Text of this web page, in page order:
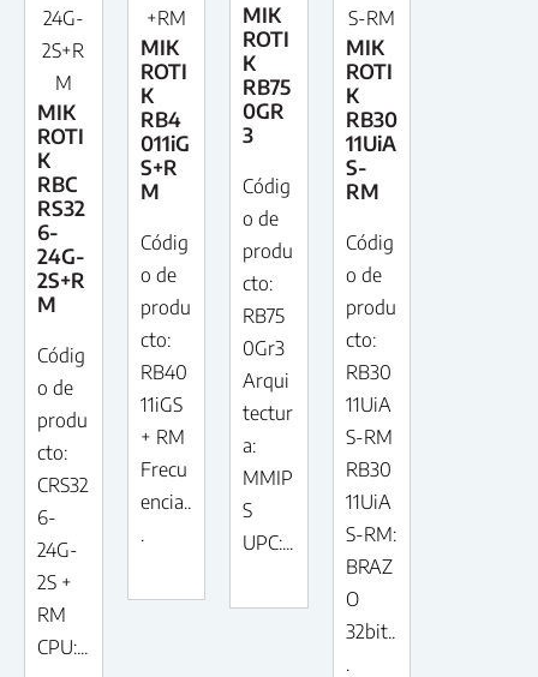
24G-
2S+R
M
MIK
ROTI
K
RBC
RS32
6-
24G-
2S+R
M
Códig
o de
produ
cto:
CRS32
6-
24G-
2S +
RM
CPU:...
+RM
MIK
ROTI
K
RB4
011iG
S+R
M
Códig
o de
produ
cto:
RB40
11iGS
+ RM
Frecu
encia..
.
MIK
ROTI
K
RB75
0GR
3
Códig
o de
produ
cto:
RB75
0Gr3
Arqui
tectur
a:
MMIP
S
UPC:...
S-RM
MIK
ROTI
K
RB30
11UiA
S-
RM
Códig
o de
produ
cto:
RB30
11UiA
S-RM
RB30
11UiA
S-RM:
BRAZ
O
32bit..
.